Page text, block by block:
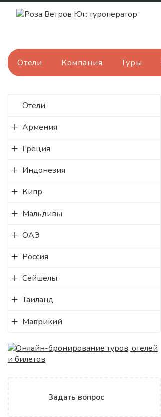
Отели Компания Туры
Отели
Армения
Греция
Индонезия
Кипр
Мальдивы
ОАЭ
Россия
Сейшелы
Таиланд
Маврикий
Задать вопрос